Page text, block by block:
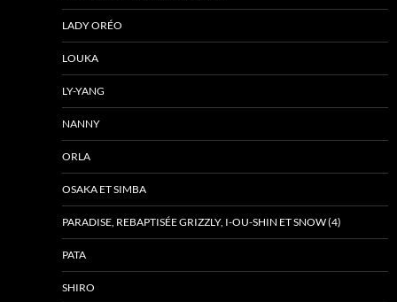
LADY ORÉO
LOUKA
LY-YANG
NANNY
ORLA
OSAKA ET SIMBA
PARADISE, REBAPTISÉE GRIZZLY, I-OU-SHIN ET SNOW (4)
PATA
SHIRO